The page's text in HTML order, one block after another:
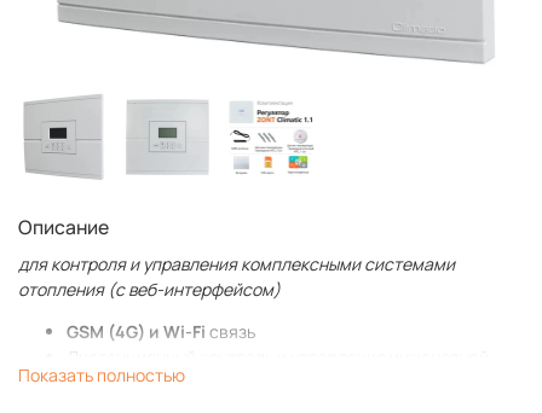
Описание
для контроля и управления комплексными системами
отопления (c веб-интерфейсом)
GSM (4G) и Wi-Fi связь
системой, состоящей из 1 контура ГВС и 1 прямого/
Показать полностью